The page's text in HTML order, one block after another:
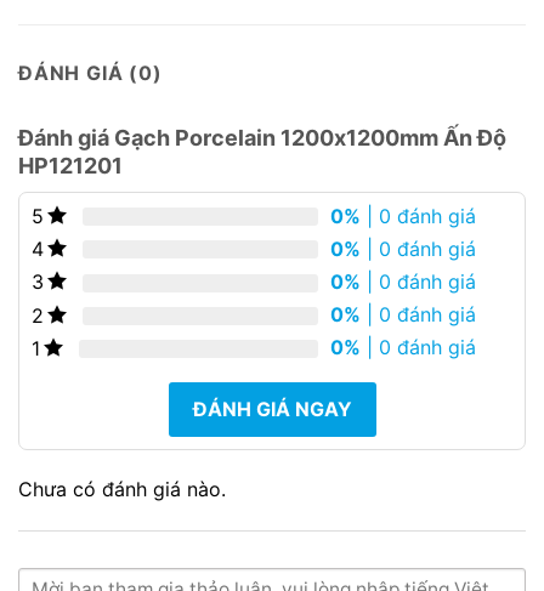
ĐÁNH GIÁ (0)
Đánh giá Gạch Porcelain 1200x1200mm Ấn Độ
HP121201
5 0% | 0 đánh giá
4
0% | 0 đánh giá
3
0% | 0 đánh giá
2
0% | 0 đánh giá
1
0% | 0 đánh giá
ĐÁNH GIÁ NGAY
Chưa có đánh giá nào.